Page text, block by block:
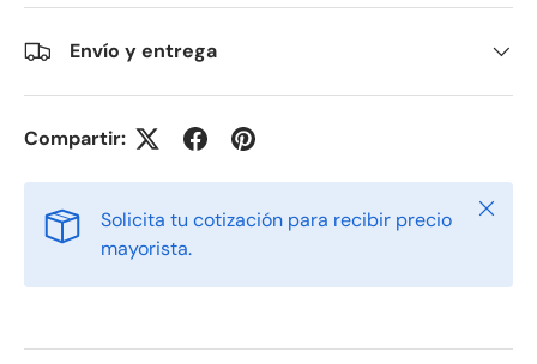
Envío y entrega
Compartir:
Solicita tu cotización para recibir precio
mayorista.
Cerrar